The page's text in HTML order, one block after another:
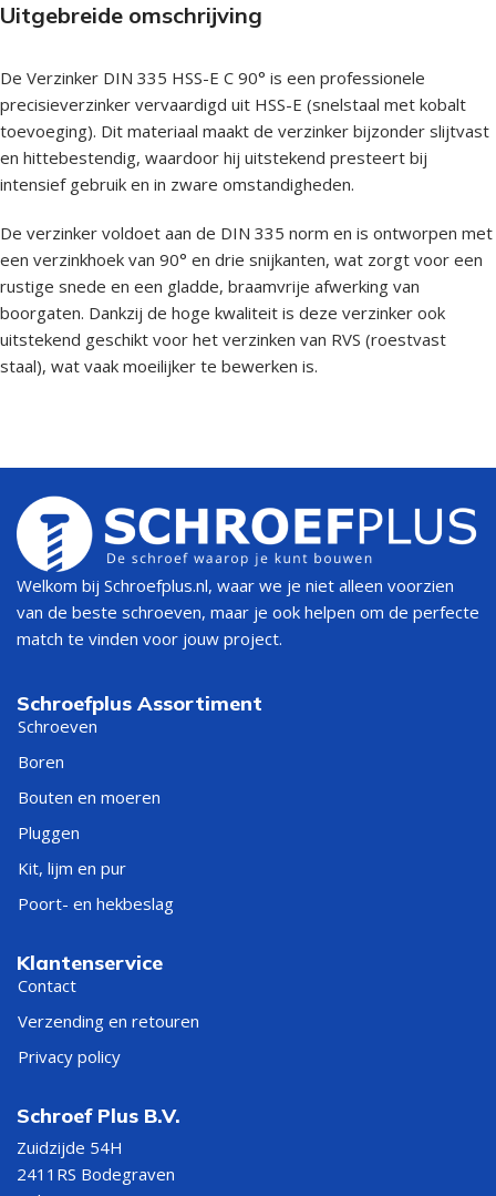
Uitgebreide omschrijving
De Verzinker DIN 335 HSS-E C 90° is een professionele
precisieverzinker vervaardigd uit HSS-E (snelstaal met kobalt
toevoeging). Dit materiaal maakt de verzinker bijzonder slijtvast
en hittebestendig, waardoor hij uitstekend presteert bij
intensief gebruik en in zware omstandigheden.
De verzinker voldoet aan de DIN 335 norm en is ontworpen met
een verzinkhoek van 90° en drie snijkanten, wat zorgt voor een
rustige snede en een gladde, braamvrije afwerking van
boorgaten. Dankzij de hoge kwaliteit is deze verzinker ook
uitstekend geschikt voor het verzinken van RVS (roestvast
staal), wat vaak moeilijker te bewerken is.
Welkom bij Schroefplus.nl, waar we je niet alleen voorzien
van de beste schroeven, maar je ook helpen om de perfecte
match te vinden voor jouw project.
Schroefplus Assortiment
Schroeven
Boren
Bouten en moeren
Pluggen
Kit, lijm en pur
Poort- en hekbeslag
Klantenservice
Contact
Verzending en retouren
Privacy policy
Schroef Plus B.V.
Zuidzijde 54H
2411RS Bodegraven